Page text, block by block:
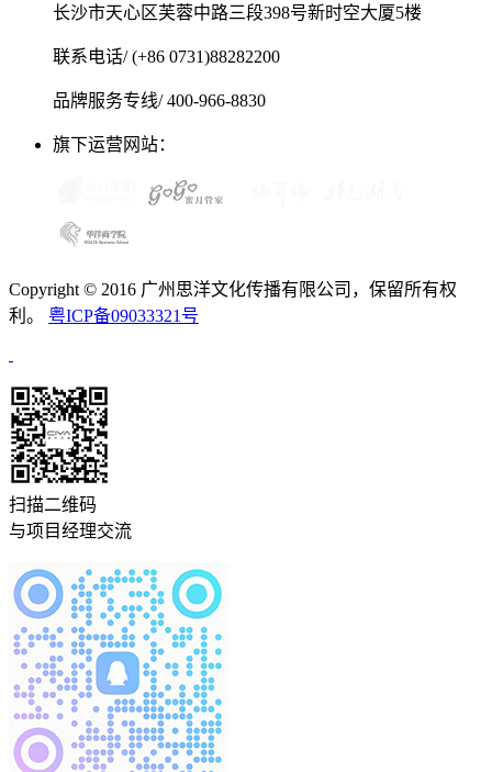
长沙市天心区芙蓉中路三段398号新时空大厦5楼
联系电话/ (+86 0731)88282200
品牌服务专线/ 400-966-8830
旗下运营网站：
Copyright © 2016 广州思洋文化传播有限公司，保留所有权
利。 粤ICP备09033321号
扫描二维码
与项目经理交流